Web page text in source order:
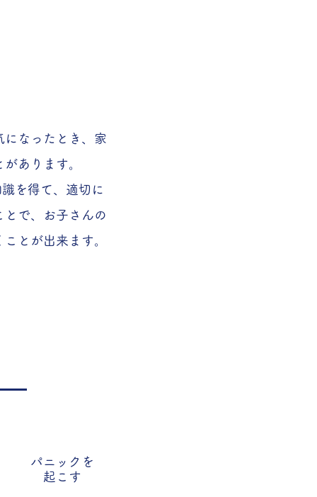
なったとき、家
あります。
を得て、適切に
で、お子さんの
とが出来ます。
パニックを
​起こす